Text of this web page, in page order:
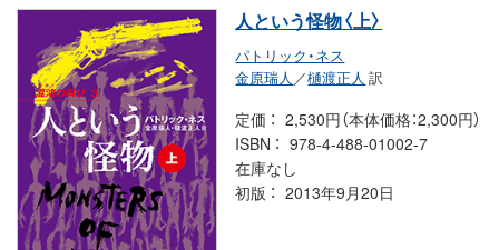
人という怪物〈上〉
パトリック・ネス
金原瑞人 ／樋渡正人 訳
定価
2,530円（本体価格：2,300円）
ISBN
978-4-488-01002-7
在庫なし
初版
2013年9月20日